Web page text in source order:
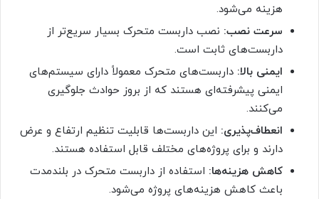
هزینه می‌شود.
سرعت نصب: نصب داربست متحرک بسیار سریع‌تر از
داربست‌های ثابت است.
ایمنی بالا: داربست‌های متحرک معمولاً دارای سیستم‌های
ایمنی پیشرفته‌ای هستند که از بروز حوادث جلوگیری
می‌کنند.
انعطاف‌پذیری: این داربست‌ها قابلیت تنظیم ارتفاع و عرض
دارند و برای پروژه‌های مختلف قابل استفاده هستند.
کاهش هزینه‌ها: استفاده از داربست متحرک در بلندمدت
باعث کاهش هزینه‌های پروژه می‌شود.